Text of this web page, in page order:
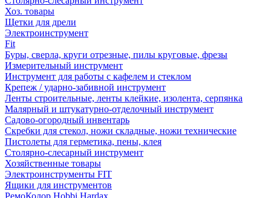
Хоз. товары
Щетки для дрели
Электроинструмент
Fit
Буры, сверла, круги отрезные, пилы круговые, фрезы
Измерительный инструмент
Инструмент для работы с кафелем и стеклом
Крепеж / ударно-забивной инструмент
Ленты строительные, ленты клейкие, изолента, серпянка
Малярный и штукатурно-отделочный инструмент
Садово-огородный инвентарь
Скребки для стекол, ножи складные, ножи технические
Пистолеты для герметика, пены, клея
Столярно-слесарный инструмент
Хозяйственные товары
Электроинструменты FIT
Ящики для инструментов
РемоКолор,Hobbi,Hardax